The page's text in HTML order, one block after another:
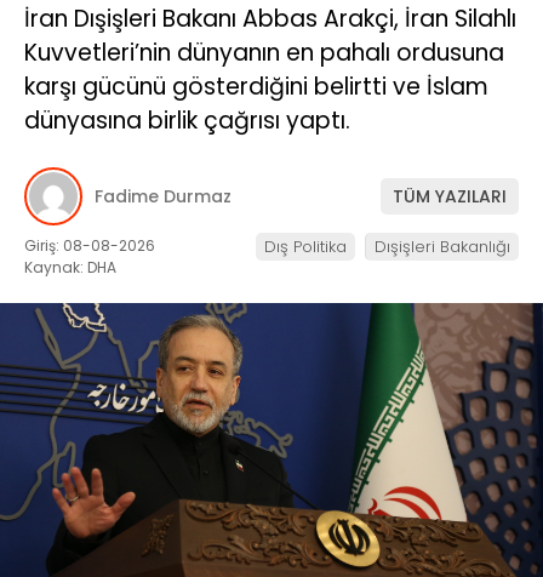
İran Dışişleri Bakanı Abbas Arakçi, İran Silahlı
Kuvvetleri’nin dünyanın en pahalı ordusuna
karşı gücünü gösterdiğini belirtti ve İslam
dünyasına birlik çağrısı yaptı.
Fadime Durmaz TÜM YAZILARI
Giriş: 08-08-2026
Kaynak: DHA
Dış Politika Dışişleri Bakanlığı